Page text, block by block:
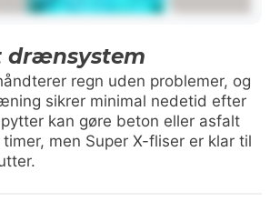
drænsystem
regn uden problemer, og
sikrer minimal nedetid efter
kan gøre beton eller asfalt
men Super X-fliser er klar til